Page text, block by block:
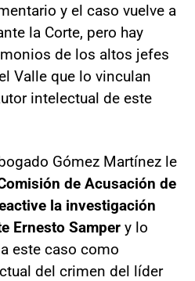
y el caso vuelve a
la Corte, pero hay
de los altos jefes
Valle que lo vinculan
intelectual de este
Gómez Martínez le
de Acusación de
la investigación
Ernesto Samper y lo
este caso como
del crimen del líder